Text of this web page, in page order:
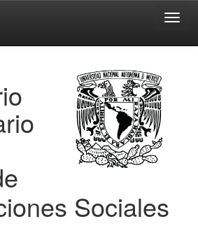
Sociales